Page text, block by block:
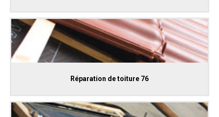
Réparation de toiture 76